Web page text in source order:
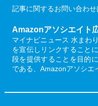
記事に関するお問い合わせ
Amazonアソシエイト
マイナビニュース 水まわ
を宣伝しリンクすること
段を提供することを目的
である、Amazonアソシエ